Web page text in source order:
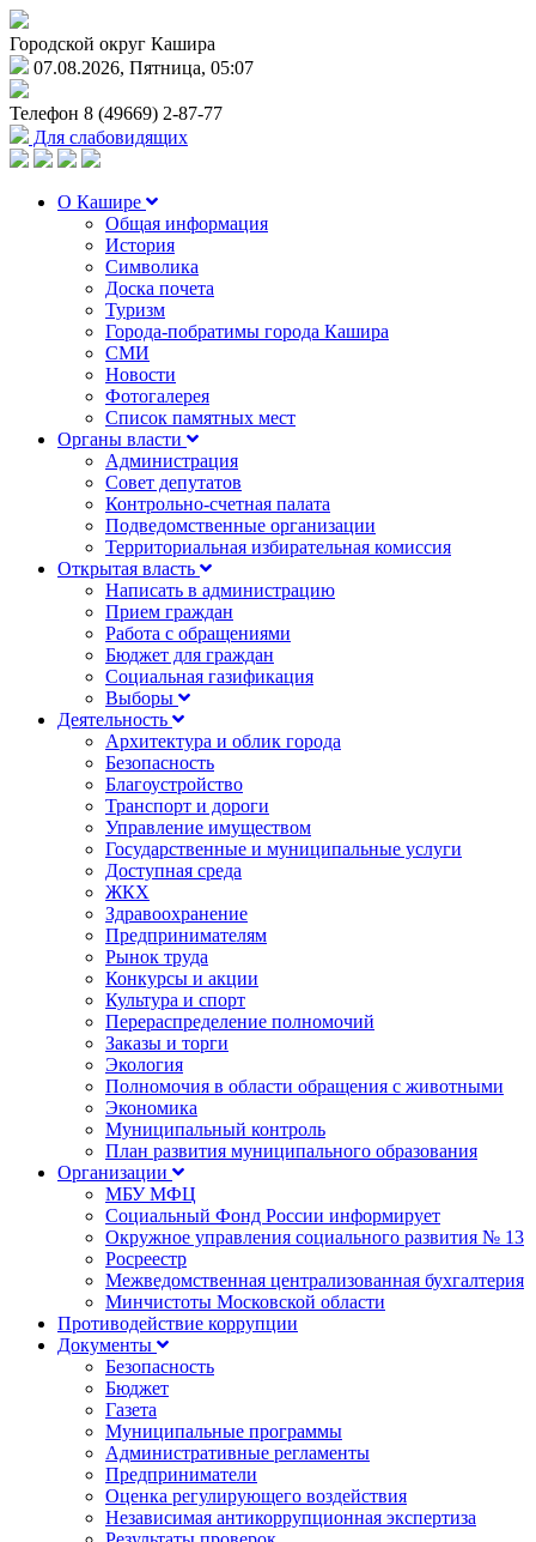
Городской округ Кашира
07.08.2026, Пятница, 05:07
Телефон 8 (49669) 2-87-77
Для слабовидящих
О Кашире
Общая информация
История
Символика
Доска почета
Туризм
Города-побратимы города Кашира
СМИ
Новости
Фотогалерея
Список памятных мест
Органы власти
Администрация
Совет депутатов
Контрольно-счетная палата
Подведомственные организации
Территориальная избирательная комиссия
Открытая власть
Написать в администрацию
Прием граждан
Работа с обращениями
Бюджет для граждан
Социальная газификация
Выборы
Деятельность
Архитектура и облик города
Безопасность
Благоустройство
Транспорт и дороги
Управление имуществом
Государственные и муниципальные услуги
Доступная среда
ЖКХ
Здравоохранение
Предпринимателям
Рынок труда
Конкурсы и акции
Культура и спорт
Перераспределение полномочий
Заказы и торги
Экология
Полномочия в области обращения с животными
Экономика
Муниципальный контроль
План развития муниципального образования
Организации
МБУ МФЦ
Социальный Фонд России информирует
Окружное управления социального развития № 13
Росреестр
Межведомственная централизованная бухгалтерия
Минчистоты Московской области
Противодействие коррупции
Документы
Безопасность
Бюджет
Газета
Муниципальные программы
Административные регламенты
Предприниматели
Оценка регулирующего воздействия
Независимая антикоррупционная экспертиза